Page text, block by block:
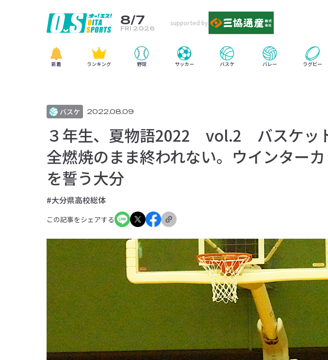
8/7
FRI 2026
supported by
新着 ランキング 野球 サッカー バスケ バレー ラグビー
バスケ 2022.08.09
３年生、夏物語2022 vol.2 バスケッ
全燃焼のまま終われない。ウインター
を誓う大分
#大分県高校総体
この記事をシェアする